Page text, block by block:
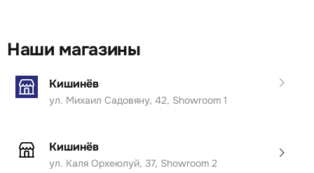
Наши магазины
Кишинёв
ул. Михаил Садовяну, 42, Showroom 1
Кишинёв
ул. Каля Орхеюлуй, 37, Showroom 2